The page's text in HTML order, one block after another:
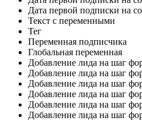
Дата первой подписки на
Текст с переменными
Тег
Переменная подписчика
Глобальная переменная
Добавление лида на шаг
Добавление лида на шаг
Добавление лида на шаг
Добавление лида на шаг
Добавление лида на шаг
Добавление лида на шаг